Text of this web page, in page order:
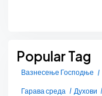
Popular Tag
Вазнесење Господње
Гарава среда
Духови